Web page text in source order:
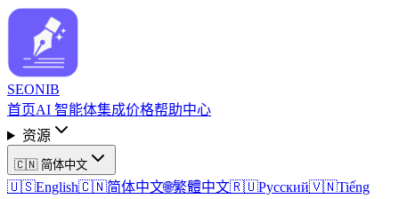
SEONIB
首页AI 智能体集成价格帮助中心
资源
🇨🇳 简体中文
🇺🇸English🇨🇳简体中文🌐繁體中文🇷🇺Русский🇻🇳Tiếng